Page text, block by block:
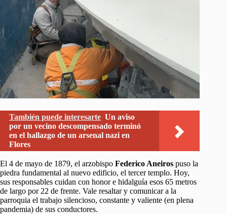
También puede interesarte Un aviso
por un vecino descompensado terminó
en el hallazgo de un arsenal nazi en
Flores
El 4 de mayo de 1879, el arzobispo Federico Aneiros puso la
piedra fundamental al nuevo edificio, el tercer templo. Hoy,
sus responsables cuidan con honor e hidalguía esos 65 metros
de largo por 22 de frente. Vale resaltar y comunicar a la
parroquia el trabajo silencioso, constante y valiente (en plena
pandemia) de sus conductores.